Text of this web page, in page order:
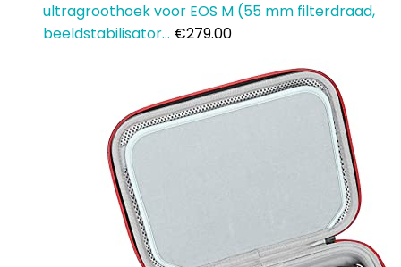
ultragroothoek voor EOS M (55 mm filterdraad,
beeldstabilisator… €279.00